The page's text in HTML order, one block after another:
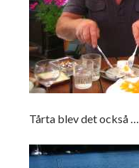
Tårta blev det också …